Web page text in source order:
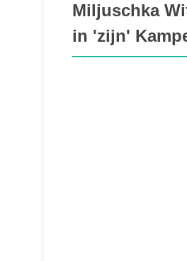
Miljuschka
in 'zijn'